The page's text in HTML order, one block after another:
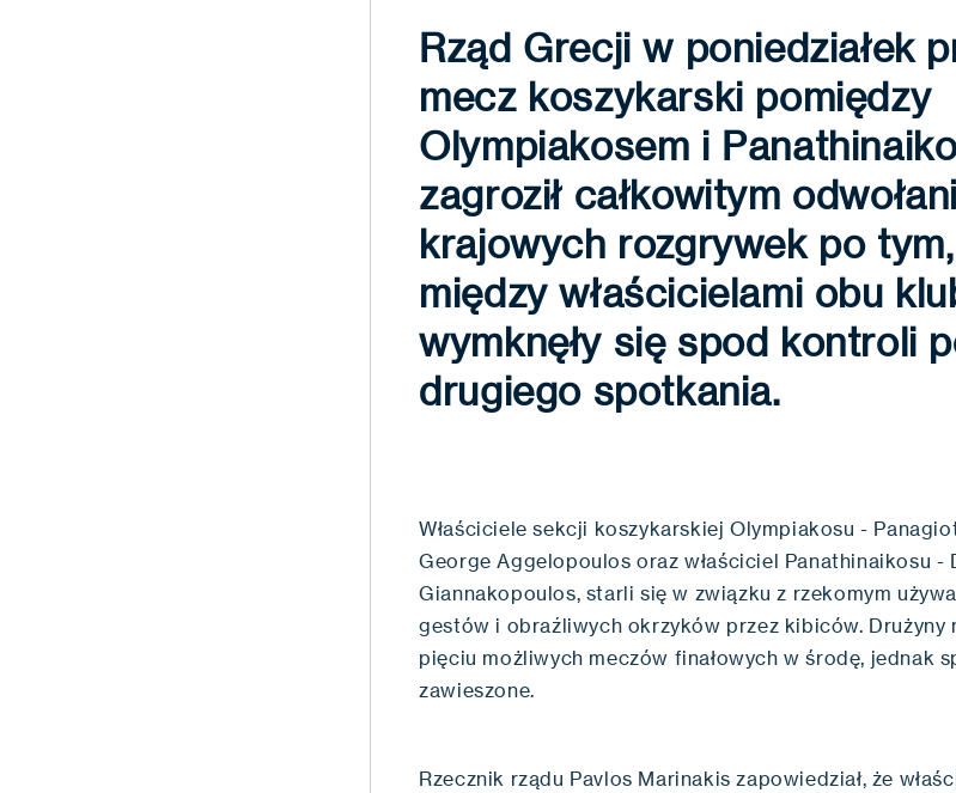
Rząd Grecji w poniedziałek
mecz koszykarski pomiędzy
Olympiakosem i
zagroził całkowitym
krajowych rozgrywek po
między właścicielami obu
wymknęły się spod kontroli
drugiego spotkania.
Właściciele sekcji koszykarskiej Olympiakosu -
George Aggelopoulos oraz właściciel Panathinaikosu -
Giannakopoulos, starli się w związku z rzekomym
gestów i obraźliwych okrzyków przez kibiców. Drużyny
pięciu możliwych meczów finałowych w środę, jednak
zawieszone.
Rzecznik rządu Pavlos Marinakis zapowiedział, że